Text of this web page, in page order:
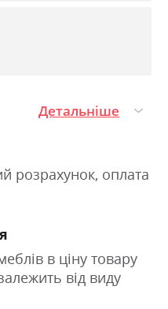
Детальніше
розрахунок, оплата
в ціну товару
від виду